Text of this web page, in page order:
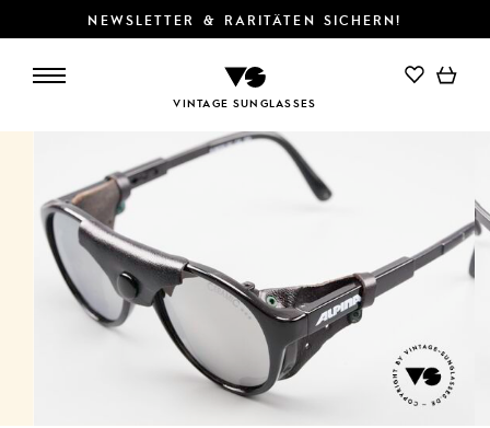
NEWSLETTER & RARITÄTEN SICHERN!
VINTAGE SUNGLASSES